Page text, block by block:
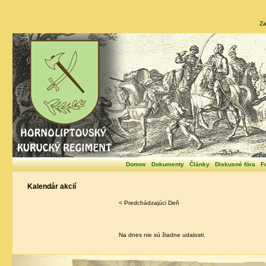
Domov Dokumenty Články Diskusné fóra
Kalendár akcií
< Predchádzajúci Deň
Na dnes nie sú žiadne udalosti.